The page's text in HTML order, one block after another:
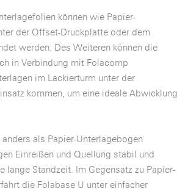
können wie Papier-
der Offset-Druckplatte oder dem
werden. Des Weiteren können die
in Verbindung mit Folacomp
im Lackierturm unter der
kommen, um eine ideale Abwicklung
als Papier-Unterlagebogen
Einreißen und Quellung stabil und
lange Standzeit. Im Gegensatz zu Papier-
die Folabase U unter einfacher